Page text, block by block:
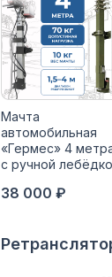
Мачта
автомобильная
«Гермес» 4
с ручной
38 000 ₽